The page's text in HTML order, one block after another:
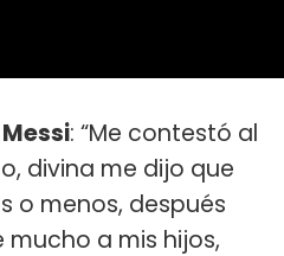
: “Me contestó al
divina me dijo que
o menos, después
a mis hijos,